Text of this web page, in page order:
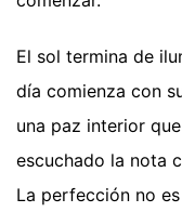
El sol termina de
día comienza con
una paz interior
escuchado la nota
La perfección no